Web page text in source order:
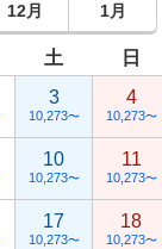
12月 1月
土
日
3
10,273〜
4
10,273〜
10
10,273〜
11
10,273〜
17
10,273〜
18
10,273〜